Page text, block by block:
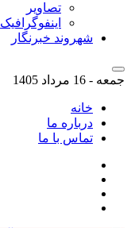
تصاویر
اینفوگرافیک
شهروند خبرنگار
جمعه - 16 مرداد 1405
خانه
درباره ما
تماس با ما